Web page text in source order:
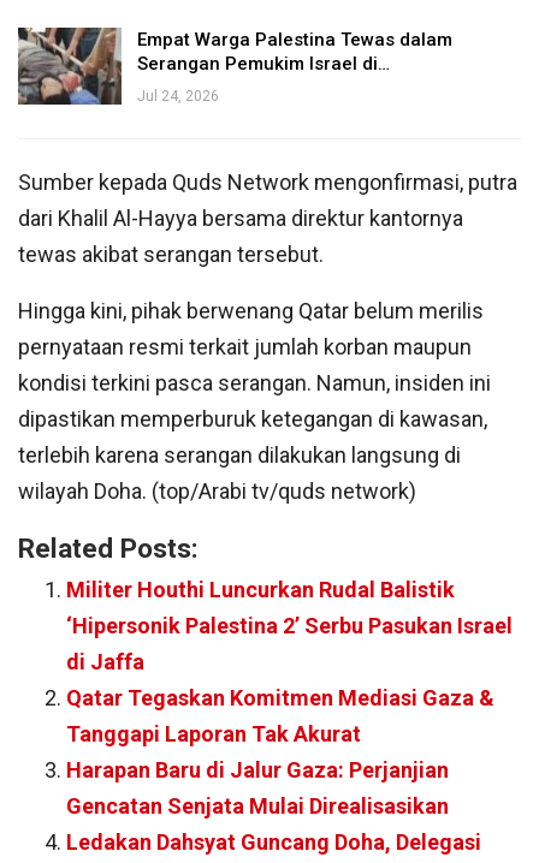
Empat Warga Palestina Tewas dalam
Serangan Pemukim Israel di…
Jul 24, 2026
Sumber kepada Quds Network mengonfirmasi, putra
dari Khalil Al-Hayya bersama direktur kantornya
tewas akibat serangan tersebut.
Hingga kini, pihak berwenang Qatar belum merilis
pernyataan resmi terkait jumlah korban maupun
kondisi terkini pasca serangan. Namun, insiden ini
dipastikan memperburuk ketegangan di kawasan,
terlebih karena serangan dilakukan langsung di
wilayah Doha. (top/Arabi tv/quds network)
Related Posts:
Militer Houthi Luncurkan Rudal Balistik
‘Hipersonik Palestina 2’ Serbu Pasukan Israel
di Jaffa
Qatar Tegaskan Komitmen Mediasi Gaza &
Tanggapi Laporan Tak Akurat
Harapan Baru di Jalur Gaza: Perjanjian
Gencatan Senjata Mulai Direalisasikan
Ledakan Dahsyat Guncang Doha, Delegasi